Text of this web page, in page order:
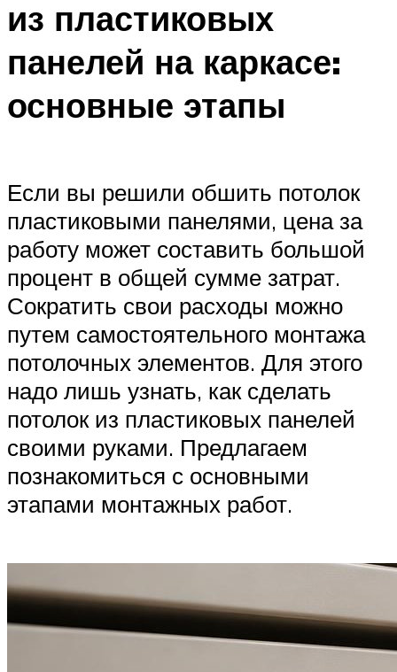
из пластиковых
панелей на каркасе:
основные этапы
Если вы решили обшить потолок
пластиковыми панелями, цена за
работу может составить большой
процент в общей сумме затрат.
Сократить свои расходы можно
путем самостоятельного монтажа
потолочных элементов. Для этого
надо лишь узнать, как сделать
потолок из пластиковых панелей
своими руками. Предлагаем
познакомиться с основными
этапами монтажных работ.